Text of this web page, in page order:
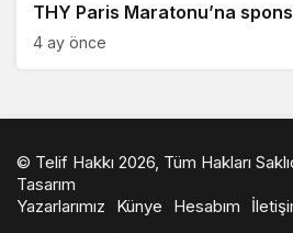
THY Paris Maratonu’na
4 ay önce
© Telif Hakkı 2026, Tüm Hakları
Tasarım
Yazarlarımız
Künye Hesabım